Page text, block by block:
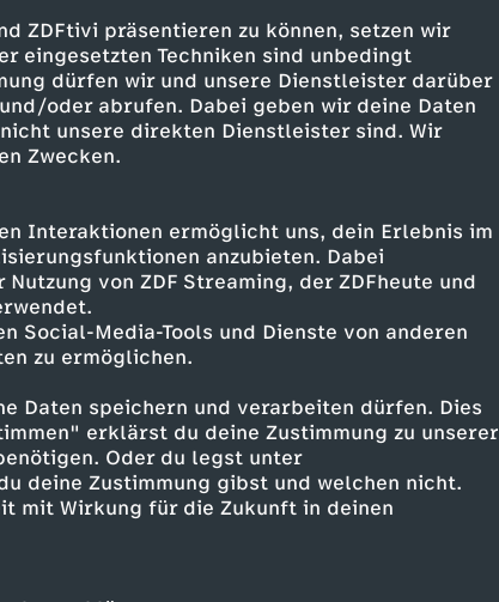
ZDFtivi präsentieren zu können, setzen wir
eingesetzten Techniken sind unbedingt
dürfen wir und unsere Dienstleister darüber
oder abrufen. Dabei geben wir deine Daten
unsere direkten Dienstleister sind. Wir
Zwecken.
Interaktionen ermöglicht uns, dein Erlebnis im
anzubieten. Dabei
von ZDF Streaming, der ZDFheute und
Social-Media-Tools und Dienste von anderen
zu ermöglichen.
Daten speichern und verarbeiten dürfen. Dies
erklärst du deine Zustimmung zu unserer
Oder du legst unter
deine Zustimmung gibst und welchen nicht.
mit Wirkung für die Zukunft in deinen
Phil Laude